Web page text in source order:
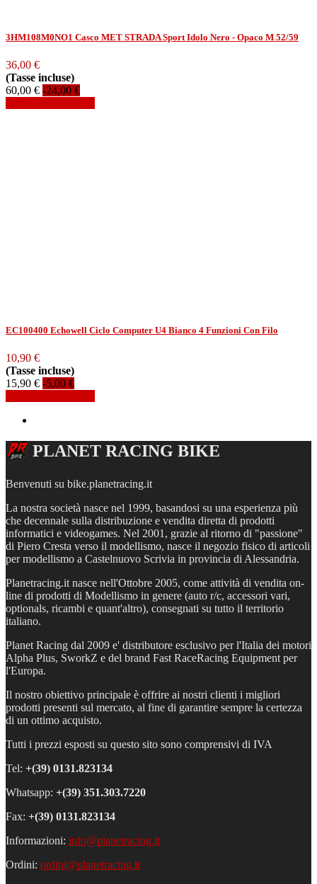
3HM108M0NO1 Casco MET STRADA Sport Idolo Nero - Opaco M 52/59
36,00 €
(Tasse incluse)
60,00 € -24,00 €
EC100400 Echowell Ciclo Computer U4 Bianco 4 Funzioni Con Filo
10,90 €
(Tasse incluse)
15,90 € -5,00 €
PLANET RACING BIKE
Benvenuti su bike.planetracing.it
La nostra società nasce nel 1999, basandosi su una esperienza più
che decennale sulla distribuzione e vendita diretta di prodotti
informatici e videogames. Nel 2001, grazie al ritorno di "passione"
di Piero Cresta verso il modellismo, nasce il negozio fisico di articoli
per modellismo a Castelnuovo Scrivia in provincia di Alessandria.
Planetracing.it nasce nell'Ottobre 2005, come attività di vendita on-
line di prodotti di Modellismo in genere (auto r/c, accessori vari,
optionals, ricambi e quant'altro), consegnati su tutto il territorio
italiano.
Planet Racing dal 2009 e' distributore esclusivo per l'Italia dei motori
Alpha Plus, SworkZ e del brand Fast RaceRacing Equipment per
l'Europa.
Il nostro obiettivo principale è offrire ai nostri clienti i migliori
prodotti presenti sul mercato, al fine di garantire sempre la certezza
di un ottimo acquisto.
Tutti i prezzi esposti su questo sito sono comprensivi di IVA
Tel: +(39) 0131.823134
Whatsapp: +(39) 351.303.7220
Fax: +(39) 0131.823134
Informazioni: info@planetracing.it
Ordini: ordini@planetracing.it